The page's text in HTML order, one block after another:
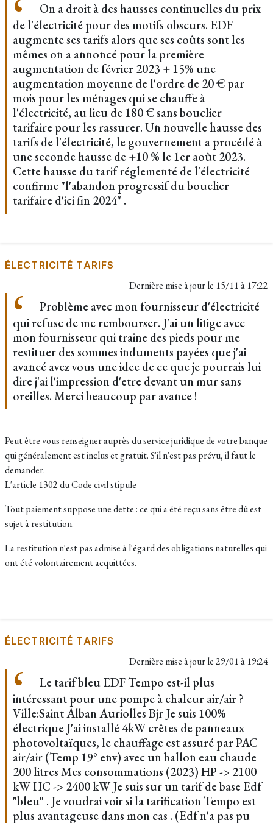
On a droit à des hausses continuelles du prix
de l'électricité pour des motifs obscurs. EDF
augmente ses tarifs alors que ses coûts sont les
mêmes on a annoncé pour la première
augmentation de février 2023 + 15% une
augmentation moyenne de l'ordre de 20 € par
mois pour les ménages qui se chauffe à
l'électricité, au lieu de 180 € sans bouclier
tarifaire pour les rassurer. Un nouvelle hausse des
tarifs de l'électricité, le gouvernement a procédé à
une seconde hausse de +10 % le 1er août 2023.
Cette hausse du tarif réglementé de l'électricité
confirme "l'abandon progressif du bouclier
tarifaire d'ici fin 2024" .
ÉLECTRICITÉ TARIFS
Dernière mise à jour le 15/11 à 17:22
Problème avec mon fournisseur d'électricité
qui refuse de me rembourser. J'ai un litige avec
mon fournisseur qui traine des pieds pour me
restituer des sommes induments payées que j'ai
avancé avez vous une idee de ce que je pourrais lui
dire j'ai l'impression d'etre devant un mur sans
oreilles. Merci beaucoup par avance !
Peut être vous renseigner auprès du service juridique de votre banque
qui généralement est inclus et gratuit. S'il n'est pas prévu, il faut le
demander.
L'article 1302 du Code civil stipule
Tout paiement suppose une dette : ce qui a été reçu sans être dû est
sujet à restitution.
La restitution n'est pas admise à l'égard des obligations naturelles qui
ont été volontairement acquittées.
ÉLECTRICITÉ TARIFS
Dernière mise à jour le29/01 à 19:24
Le tarif bleu EDF Tempo est-il plus
intéressant pour une pompe à chaleur air/air ?
Ville:Saint Alban Auriolles Bjr Je suis 100%
électrique J'ai installé 4kW crêtes de panneaux
photovoltaïques, le chauffage est assuré par PAC
air/air (Temp 19° env) avec un ballon eau chaude
200 litres Mes consommations (2023) HP -> 2100
kW HC -> 2400 kW Je suis sur un tarif de base Edf
"bleu" . Je voudrai voir si la tarification Tempo est
plus avantageuse dans mon cas . (Edf n'a pas pu